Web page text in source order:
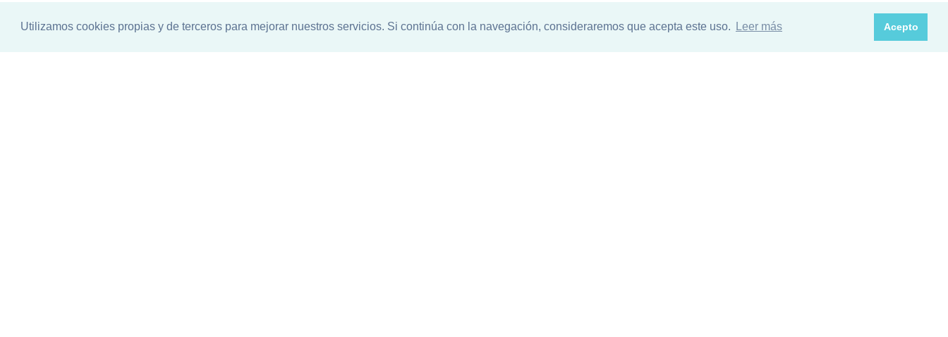
Utilizamos cookies propias y de terceros para mejorar nuestros servicios. Si continúa con la navegación, consideraremos que acepta este uso. Leer más Acepto